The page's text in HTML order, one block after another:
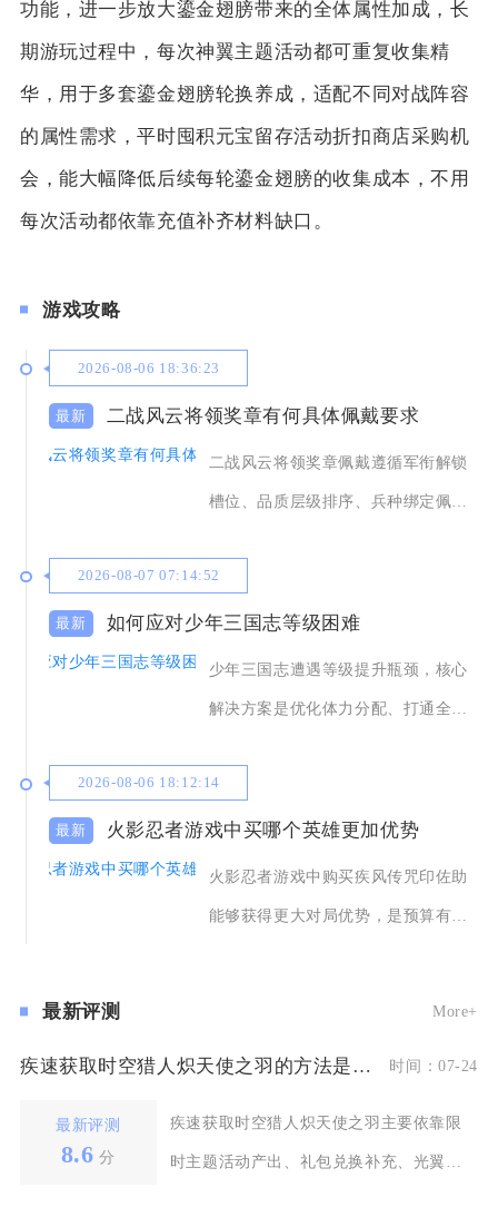
功能，进一步放大鎏金翅膀带来的全体属性加成，长
期游玩过程中，每次神翼主题活动都可重复收集精
华，用于多套鎏金翅膀轮换养成，适配不同对战阵容
的属性需求，平时囤积元宝留存活动折扣商店采购机
会，能大幅降低后续每轮鎏金翅膀的收集成本，不用
每次活动都依靠充值补齐材料缺口。
游戏攻略
2026-08-06 18:36:23
二战风云将领奖章有何具体佩戴要求
二战风云将领奖章佩戴遵循军衔解锁
槽位、品质层级排序、兵种绑定佩
2026-08-07 07:14:52
如何应对少年三国志等级困难
少年三国志遭遇等级提升瓶颈，核心
解决方案是优化体力分配、打通全渠
2026-08-06 18:12:14
火影忍者游戏中买哪个英雄更加优势
火影忍者游戏中购买疾风传咒印佐助
能够获得更大对局优势，是预算有限
最新评测 More+
疾速获取时空猎人炽天使之羽的方法是什么 时间：07-24
最新评测
8.6 分
疾速获取时空猎人炽天使之羽主要依靠限
时主题活动产出、礼包兑换补充、光翼相